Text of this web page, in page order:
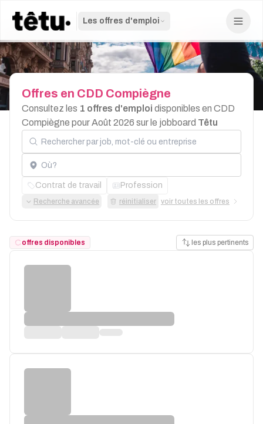
Les offres d'emploi
Offres en CDD Compiègne
Consultez les 1 offres d'emploi disponibles en CDD
Compiègne pour Août 2026 sur le jobboard Têtu
Rechercher par job, mot-clé ou entreprise
Localisation
Contrat de travail Profession
Recherche avancée réinitialiser voir toutes les offres
offres disponibles les plus pertinents